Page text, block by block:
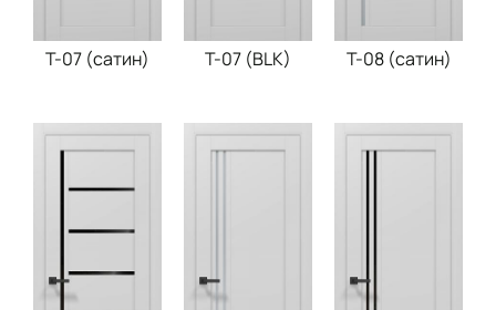
T-07 (сатин) T-07 (BLK) T-08 (сатин)